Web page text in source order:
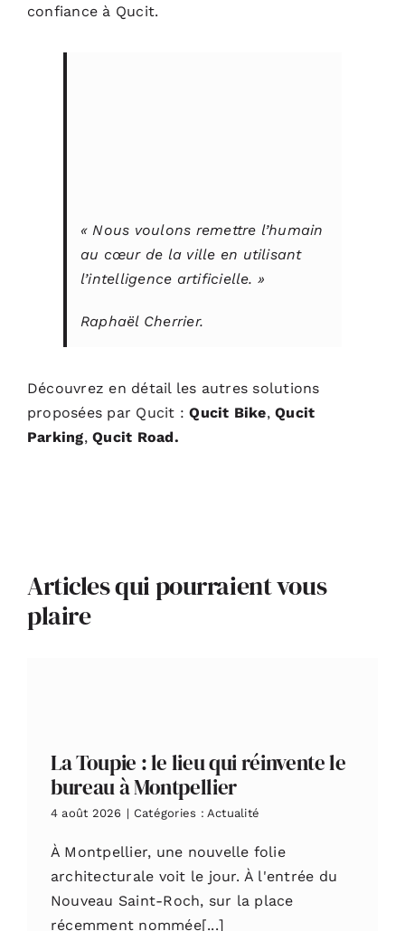
confiance à Qucit.
«Nous voulons remettre l’humain
au cœur de la ville en utilisant
l’intelligence artificielle. »
Raphaël Cherrier.
Découvrez en détail les autres solutions
proposées par Qucit :Qucit Bike,Qucit
Parking,Qucit Road.
Articles qui pourraient vous
plaire
La Toupie : le lieu qui réinvente le
bureau à Montpellier
4 août 2026 | Catégories : Actualité
À Montpellier, une nouvelle folie
architecturale voit le jour. À l'entrée du
Nouveau Saint-Roch, sur la place
récemment nommée[...]